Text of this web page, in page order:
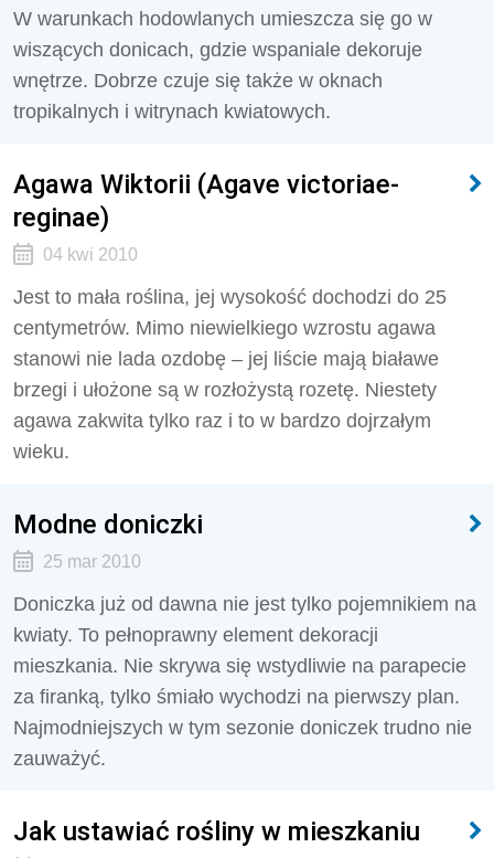
W warunkach hodowlanych umieszcza się go w
wiszących donicach, gdzie wspaniale dekoruje
wnętrze. Dobrze czuje się także w oknach
tropikalnych i witrynach kwiatowych.
Agawa Wiktorii (Agave victoriae-
reginae)
04 kwi 2010
Jest to mała roślina, jej wysokość dochodzi do 25
centymetrów. Mimo niewielkiego wzrostu agawa
stanowi nie lada ozdobę – jej liście mają białawe
brzegi i ułożone są w rozłożystą rozetę. Niestety
agawa zakwita tylko raz i to w bardzo dojrzałym
wieku.
Modne doniczki
25 mar 2010
Doniczka już od dawna nie jest tylko pojemnikiem na
kwiaty. To pełnoprawny element dekoracji
mieszkania. Nie skrywa się wstydliwie na parapecie
za firanką, tylko śmiało wychodzi na pierwszy plan.
Najmodniejszych w tym sezonie doniczek trudno nie
zauważyć.
Jak ustawiać rośliny w mieszkaniu